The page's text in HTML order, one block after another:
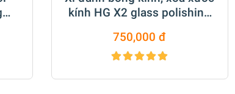
kính HG X2 glass polishing
750,000 đ